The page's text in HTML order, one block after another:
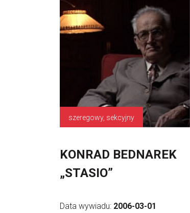
szeregowy, sekcyjny
KONRAD BEDNAREK
„STASIO”
Data wywiadu: 2006-03-01